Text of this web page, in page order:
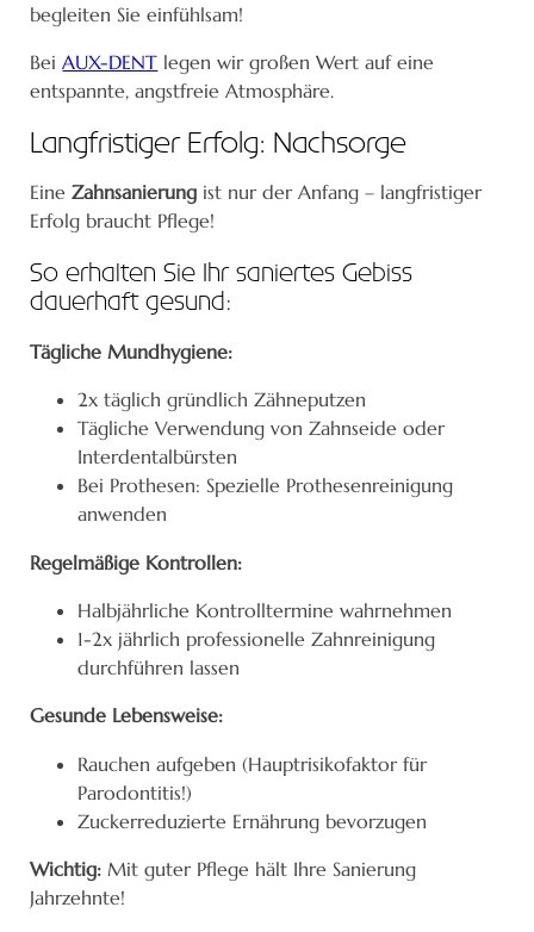
begleiten Sie einfühlsam!
BeiAUX-DENT legen wir großen Wert auf eine
entspannte, angstfreie Atmosphäre.
Langfristiger Erfolg: Nachsorge
EineZahnsanierung ist nur der Anfang – langfristiger
Erfolg braucht Pflege!
So erhalten Sie Ihr saniertes Gebiss
dauerhaft gesund:
Tägliche Mundhygiene:
2x täglich gründlich Zähneputzen
Tägliche Verwendung von Zahnseide oder
Interdentalbürsten
Bei Prothesen: Spezielle Prothesenreinigung
anwenden
Regelmäßige Kontrollen:
Halbjährliche Kontrolltermine wahrnehmen
1-2x jährlich professionelle Zahnreinigung
durchführen lassen
Gesunde Lebensweise:
Rauchen aufgeben (Hauptrisikofaktor für
Parodontitis!)
Zuckerreduzierte Ernährung bevorzugen
Wichtig: Mit guter Pflege hält Ihre Sanierung
Jahrzehnte!